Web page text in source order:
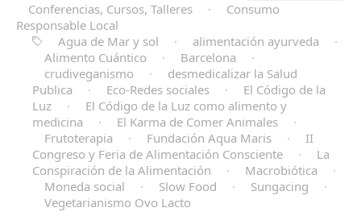
Conferencias, Cursos, Talleres
·
Consumo
Responsable Local
Agua de Mar y sol
· alimentación ayurveda
·
Alimento Cuántico
· Barcelona
·
crudiveganismo
·
desmedicalizar la Salud
Publica
· Eco-Redes sociales ·
El Código de la
Luz
·
El Código de la Luz como alimento y
medicina
· El Karma de Comer Animales
·
Frutoterapia
· Fundación Aqua Maris ·
II
Congreso y Feria de Alimentación Consciente
·
La
Conspiración de la Alimentación
· Macrobiótica
·
Moneda social
· Slow Food · Sungacing
·
Vegetarianismo Ovo Lacto